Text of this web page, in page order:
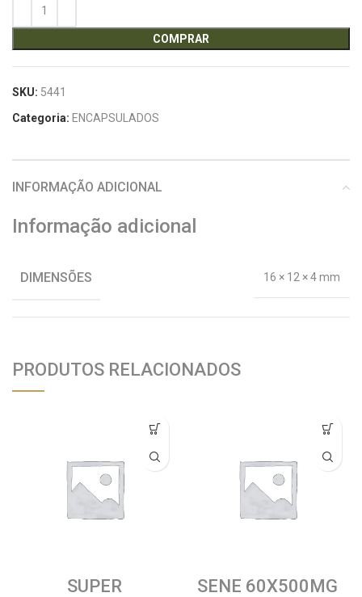
COMPRAR
SKU: 5441
Categoria: ENCAPSULADOS
INFORMAÇÃO ADICIONAL
Informação adicional
DIMENSÕES 16 × 12 × 4 mm
PRODUTOS RELACIONADOS
SUPER SENE 60X500MG